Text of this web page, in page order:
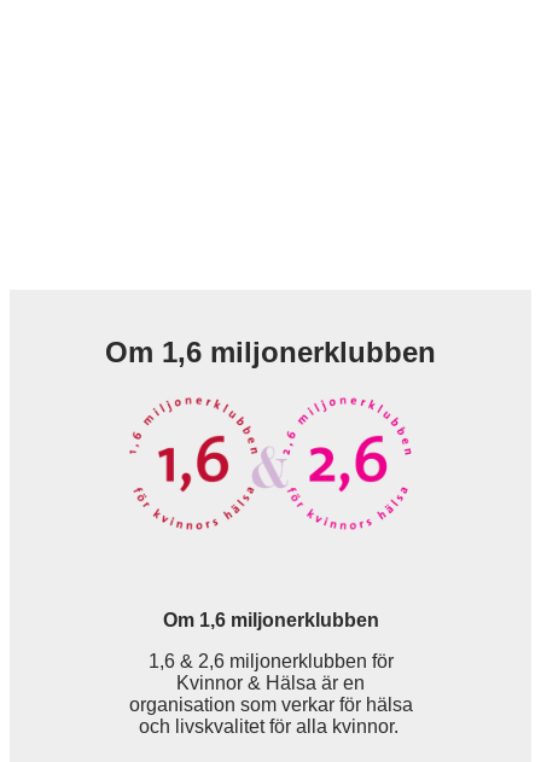
Om 1,6 miljonerklubben
Om 1,6 miljonerklubben
1,6 & 2,6 miljonerklubben för
Kvinnor & Hälsa är en
organisation som verkar för hälsa
och livskvalitet för alla kvinnor.